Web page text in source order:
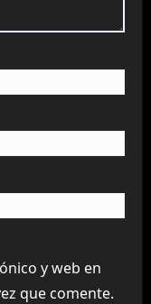
y web en
que comente.